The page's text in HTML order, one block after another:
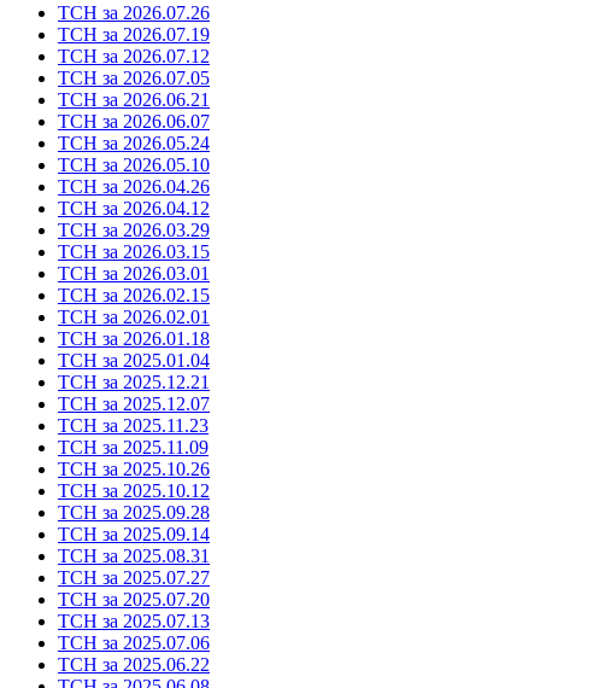
ТСН за 2026.07.26
ТСН за 2026.07.19
ТСН за 2026.07.12
ТСН за 2026.07.05
ТСН за 2026.06.21
ТСН за 2026.06.07
ТСН за 2026.05.24
ТСН за 2026.05.10
ТСН за 2026.04.26
ТСН за 2026.04.12
ТСН за 2026.03.29
ТСН за 2026.03.15
ТСН за 2026.03.01
ТСН за 2026.02.15
ТСН за 2026.02.01
ТСН за 2026.01.18
ТСН за 2025.01.04
ТСН за 2025.12.21
ТСН за 2025.12.07
ТСН за 2025.11.23
ТСН за 2025.11.09
ТСН за 2025.10.26
ТСН за 2025.10.12
ТСН за 2025.09.28
ТСН за 2025.09.14
ТСН за 2025.08.31
ТСН за 2025.07.27
ТСН за 2025.07.20
ТСН за 2025.07.13
ТСН за 2025.07.06
ТСН за 2025.06.22